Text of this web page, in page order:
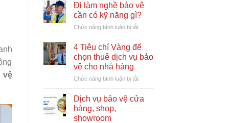
vệ
Đi làm nghề bảo vệ
cần có kỹ năng gì?
Chức năng bình luận bị tắtở
làm
nghề
bảo
cần
kỹ
4 Tiêu chí Vàng để
chọn thuê dịch vụ bảo
vệ cho nhà hàng
Chức năng bình luận bị tắtở
Dịch vụ bảo vệ cửa
hàng, shop,
showroom